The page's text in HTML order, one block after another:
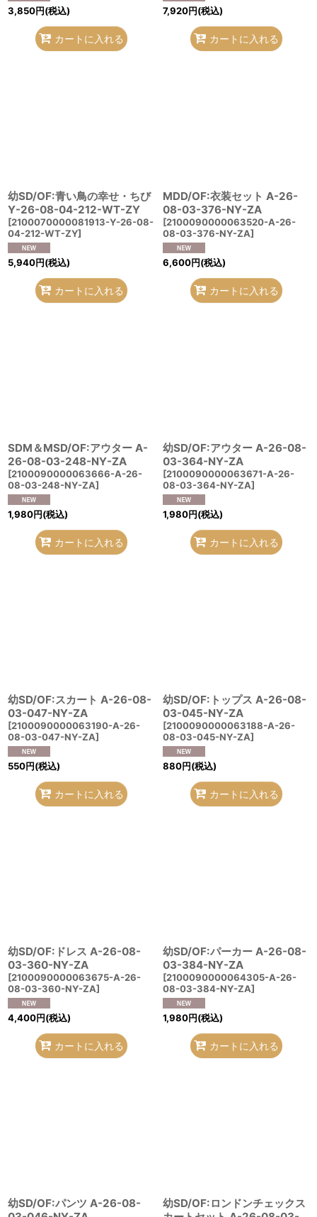
3,850円(税込)
カートに入れる
7,920円(税込)
カートに入れる
幼SD/OF:青い鳥の幸せ・ちび
Y-26-08-04-212-WT-ZY
[2100070000081913-Y-26-08-
04-212-WT-ZY]
5,940円(税込)
カートに入れる
MDD/OF:衣装セット A-26-
08-03-376-NY-ZA
[2100090000063520-A-26-
08-03-376-NY-ZA]
6,600円(税込)
カートに入れる
SDM＆MSD/OF:アウター A-
26-08-03-248-NY-ZA
[2100090000063666-A-26-
08-03-248-NY-ZA]
1,980円(税込)
カートに入れる
幼SD/OF:アウター A-26-08-
03-364-NY-ZA
[2100090000063671-A-26-
08-03-364-NY-ZA]
1,980円(税込)
カートに入れる
幼SD/OF:スカート A-26-08-
03-047-NY-ZA
[2100090000063190-A-26-
08-03-047-NY-ZA]
550円(税込)
カートに入れる
幼SD/OF:トップス A-26-08-
03-045-NY-ZA
[2100090000063188-A-26-
08-03-045-NY-ZA]
880円(税込)
カートに入れる
幼SD/OF:ドレス A-26-08-
03-360-NY-ZA
[2100090000063675-A-26-
08-03-360-NY-ZA]
4,400円(税込)
カートに入れる
幼SD/OF:パーカー A-26-08-
03-384-NY-ZA
[2100090000064305-A-26-
08-03-384-NY-ZA]
1,980円(税込)
カートに入れる
幼SD/OF:パンツ A-26-08-
幼SD/OF:ロンドンチェックス